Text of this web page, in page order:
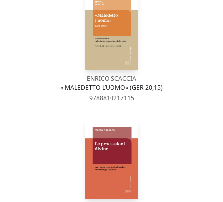
ENRICO SCACCIA
« MALEDETTO L’UOMO» (GER 20,15)
9788810217115